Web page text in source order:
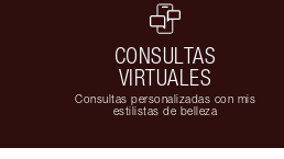
CONSULTAS
VIRTUALES
Consultas personalizadas con mis
estilistas de belleza